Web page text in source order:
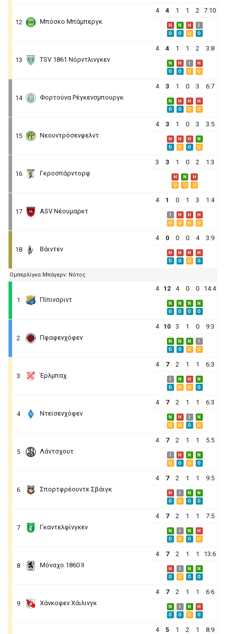
12 Μπόσκο Μπάμπεργκ
4 4 1 1 2 7:10
H N H
O
O U O
13 TSV 1861 Νόρντλινγκεν
4 4 1 1 2 3:8
N H
H
O
O U U
14 Φορτούνα Ρέγκενσμπουργκ
4 3 1 0 3 6:7
N H H
H
O
O U U
15 Νεουντρόσενφελντ
4 3 1 0 3 3:5
H H H
N
O
U O U
16 Γκροσπάρντορφ
3 3 1 0 2 1:3
H N
H
U
U U
17 ASV Νέουμαρκτ
4 1 0 1 3 1:4
H H
H
U
U U U
18 Βάιντεν
4 0 0 0 4 3:9
H H H
H
O
O U O
Ομπερλίγκα Μπάγερν: Νότος
1 Πίπινσριντ
4 12 4 0 0 14:4
N N N
N
O
O O O
2 Πφαφενχόφεν
4 10 3 1 0 9:3
N N N
O
O U U
3 Έρλμπαχ
4 7 2 1 1 6:3
N H
N
O
U U O
4 Ντεϊσενχόφεν
4 7 2 1 1 6:3
N H
N
U
U O U
5 Λάντσχουτ
4 7 2 1 1 5:5
H N
N
U
O U O
6 Σπορτφρέουντε Σβάιγκ
4 7 2 1 1 9:5
H N
N
O
U O O
7 Γκαντελφίνγκεν
4 7 2 1 1 7:5
N N
H
O
U O U
8 Μόναχο 1860 II
4 7 2 1 1 13:6
H N
N
O
U O O
9 Χάνκοφεν Χάιλινγκ
4 7 2 1 1 6:6
N N
H
O
O U O
4 5 1 2 1 8:9